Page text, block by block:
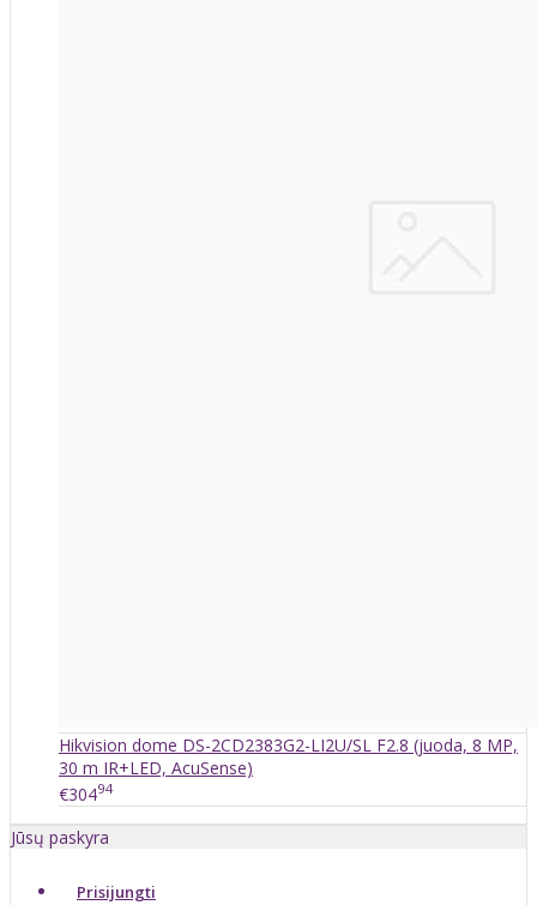
Hikvision dome DS-2CD2383G2-LI2U/SL F2.8 (juoda, 8 MP,
30 m IR+LED, AcuSense)
€30494
Jūsų paskyra
Prisijungti